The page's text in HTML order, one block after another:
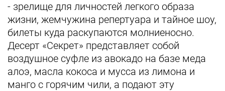
- зрелище для личностей легкого образа
жизни, жемчужина репертуара и тайное шоу,
билеты куда раскупаются молниеносно.
Десерт «Секрет» представляет собой
воздушное суфле из авокадо на базе меда
алоэ, масла кокоса и мусса из лимона и
манго с горячим чили, а подают эту